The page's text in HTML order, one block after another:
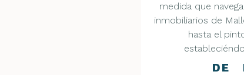
medida que
inmobiliarios de
hasta el
DE